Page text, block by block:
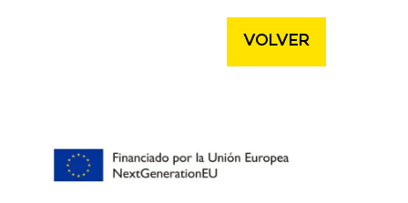
VOLVER